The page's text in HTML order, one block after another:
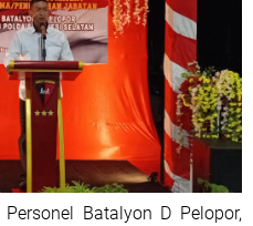
Batalyon D Pelopor,